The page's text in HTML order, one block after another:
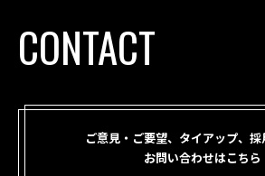
CONTACT
ご意見・ご要望、タイアップ、採
お問い合わせはこちら